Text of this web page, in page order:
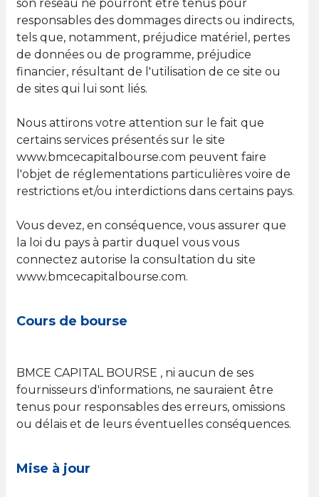
son réseau ne pourront être tenus pour
responsables des dommages directs ou indirects,
tels que, notamment, préjudice matériel, pertes
de données ou de programme, préjudice
financier, résultant de l'utilisation de ce site ou
de sites qui lui sont liés.
Nous attirons votre attention sur le fait que
certains services présentés sur le site
www.bmcecapitalbourse.com peuvent faire
l'objet de réglementations particulières voire de
restrictions et/ou interdictions dans certains pays.
Vous devez, en conséquence, vous assurer que
la loi du pays à partir duquel vous vous
connectez autorise la consultation du site
www.bmcecapitalbourse.com.
Cours de bourse
BMCE CAPITAL BOURSE , ni aucun de ses
fournisseurs d'informations, ne sauraient être
tenus pour responsables des erreurs, omissions
ou délais et de leurs éventuelles conséquences.
Mise à jour